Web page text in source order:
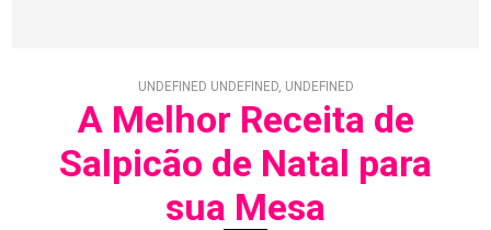
UNDEFINED UNDEFINED, UNDEFINED
A Melhor Receita de
Salpicão de Natal para
sua Mesa